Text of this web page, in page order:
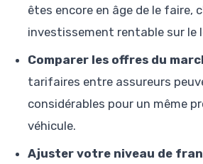
êtes encore en âge de le faire,
investissement rentable sur le
Comparer les offres du
tarifaires entre assureurs
considérables pour un même
véhicule.
Ajuster votre niveau de